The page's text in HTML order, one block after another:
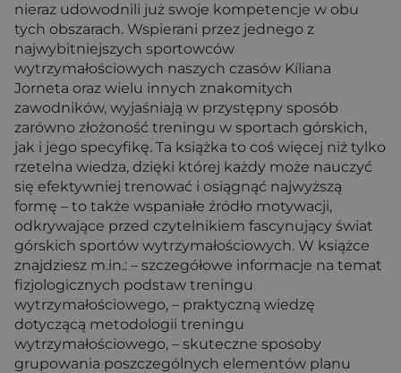
nieraz udowodnili już swoje kompetencje w obu
tych obszarach. Wspierani przez jednego z
najwybitniejszych sportowców
wytrzymałościowych naszych czasów Kíliana
Jorneta oraz wielu innych znakomitych
zawodników, wyjaśniają w przystępny sposób
zarówno złożoność treningu w sportach górskich,
jak i jego specyfikę. Ta książka to coś więcej niż tylko
rzetelna wiedza, dzięki której każdy może nauczyć
się efektywniej trenować i osiągnąć najwyższą
formę – to także wspaniałe źródło motywacji,
odkrywające przed czytelnikiem fascynujący świat
górskich sportów wytrzymałościowych. W książce
znajdziesz m.in.: – szczegółowe informacje na temat
fizjologicznych podstaw treningu
wytrzymałościowego, – praktyczną wiedzę
dotyczącą metodologii treningu
wytrzymałościowego, – skuteczne sposoby
grupowania poszczególnych elementów planu